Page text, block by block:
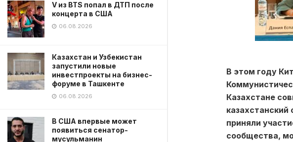
V из BTS попал в ДТП после
концерта в США
06.08.2026
Казахстан и Узбекистан
запустили новые
инвестпроекты на бизнес-
форуме в Ташкенте
06.08.2026
В США впервые может
появиться сенатор-
мусульманин
В этом году
Казахстане
приняли
сообщества,